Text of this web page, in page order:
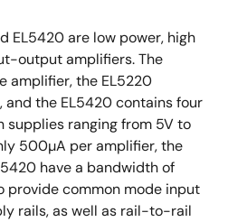
EL5420 are low power, high
output amplifiers. The
amplifier, the EL5220
the EL5420 contains four
supplies ranging from 5V to
500µA per amplifier, the
have a bandwidth of
provide common mode input
rails, as well as rail-to-rail